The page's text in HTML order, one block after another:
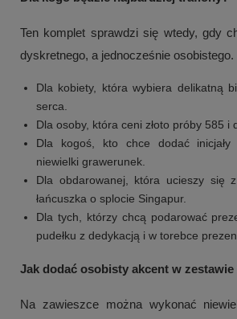
Ten komplet sprawdzi się wtedy, gdy
dyskretnego, a jednocześnie osobistego.
Dla kobiety, która wybiera delikatną
serca.
Dla osoby, która ceni złoto próby 585 i
Dla kogoś, kto chce dodać
niewielki grawerunek.
Dla obdarowanej, która ucieszy się
łańcuszka o splocie Singapur.
Dla tych, którzy chcą podarować
pudełku z dedykacją i w torebce
Jak dodać osobisty akcent w
Na zawieszce można wykonać